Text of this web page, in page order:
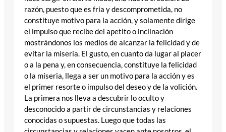
razón, puesto que es fría y descomprometida, no
constituye motivo para la acción, y solamente dirige
el impulso que recibe del apetito o inclinación
mostrándonos los medios de alcanzar la felicidad y de
evitar la miseria. El gusto, en cuanto da lugar al placer
o a la pena y, en consecuencia, constituye la felicidad
o la miseria, llega a ser un motivo para la acción y es
el primer resorte o impulso del deseo y de la volición.
La primera nos lleva a descubrir lo oculto y
desconocido a partir de circunstancias y relaciones
conocidas o supuestas. Luego que todas las